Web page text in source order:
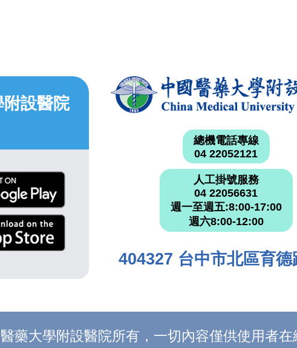
設醫院
總機電話專線
04 22052121
人工掛號服務
04 22056631
週一至週五:8:00-17:00
週六8:00-12:00
404327 台中市北區育德
藥大學附設醫院所有，一切內容僅供使用者